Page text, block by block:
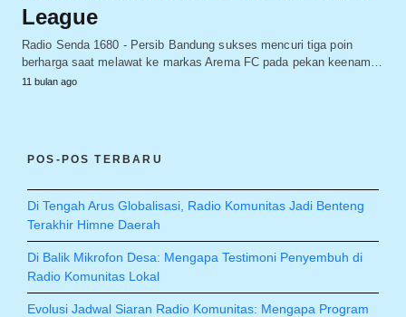
League
Radio Senda 1680 - Persib Bandung sukses mencuri tiga poin
berharga saat melawat ke markas Arema FC pada pekan keenam…
11 bulan ago
POS-POS TERBARU
Di Tengah Arus Globalisasi, Radio Komunitas Jadi Benteng
Terakhir Himne Daerah
Di Balik Mikrofon Desa: Mengapa Testimoni Penyembuh di
Radio Komunitas Lokal
Evolusi Jadwal Siaran Radio Komunitas: Mengapa Program